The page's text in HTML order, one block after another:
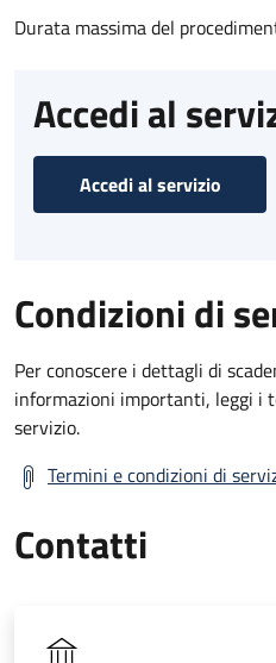
Durata massima del
Accedi al
Accedi al servizio
Condizioni di
Per conoscere i dettagli di
informazioni importanti, leggi i
servizio.
Termini e condizioni di
Contatti